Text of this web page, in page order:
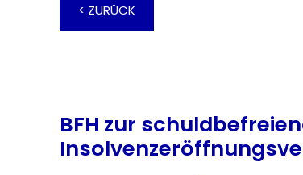
< ZURÜCK
BFH zur